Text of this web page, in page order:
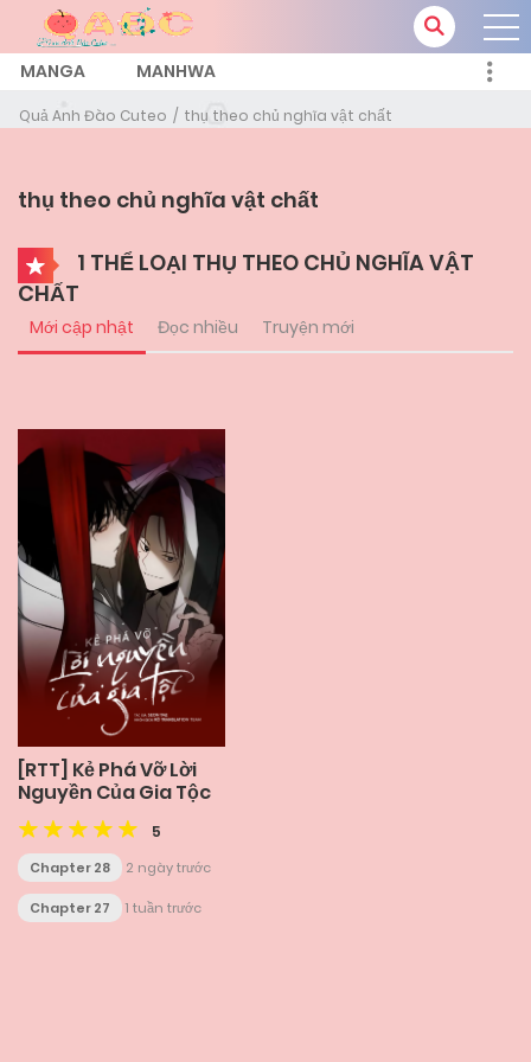
MANGA MANHWA
Quả Anh Đào Cuteo thụ theo chủ nghĩa vật chất
thụ theo chủ nghĩa vật chất
1 THỂ LOẠI THỤ THEO CHỦ NGHĨA VẬT
CHẤT
Mới cập nhật Đọc nhiều Truyện mới
[RTT] Kẻ Phá Vỡ Lời
Nguyền Của Gia Tộc
5
Chapter 28 2 ngày trước
Chapter 27 1 tuần trước